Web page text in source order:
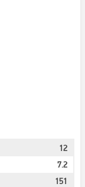
12
7.2
151